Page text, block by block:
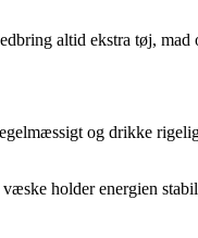
altid ekstra tøj,
og drikke
holder energien